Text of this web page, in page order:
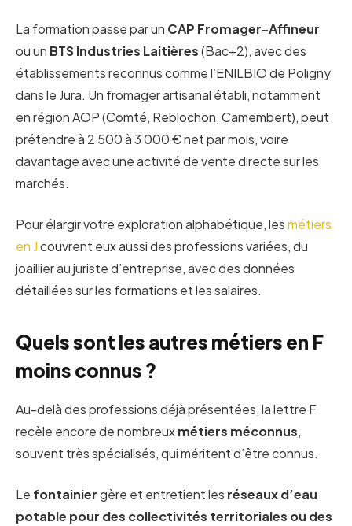
La formation passe par un CAP Fromager-Affineur
ou un BTS Industries Laitières(Bac+2), avec des
établissements reconnus comme l’ENILBIO de Poligny
dans le Jura. Un fromager artisanal établi, notamment
en région AOP (Comté, Reblochon, Camembert), peut
prétendre à 2 500 à 3 000 € net par mois, voire
davantage avec une activité de vente directe sur les
marchés.
Pour élargir votre exploration alphabétique, lesmétiers
en Jcouvrent eux aussi des professions variées, du
joaillier au juriste d’entreprise, avec des données
détaillées sur les formations et les salaires.
Quels sont les autres métiers en F
moins connus ?
Au-delà des professions déjà présentées, la lettre F
recèle encore de nombreuxmétiers méconnus,
souvent très spécialisés, qui méritent d’être connus.
Le fontainiergère et entretient les réseaux d’eau
potable pour des collectivités territoriales ou des